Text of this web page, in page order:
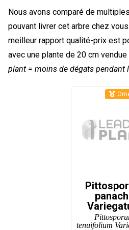
Nous avons comparé de
pouvant livrer cet arbre chez
meilleur rapport qualité-prix est
avec une plante de 20 cm
plant = moins de dégats pendant
tenuifolium